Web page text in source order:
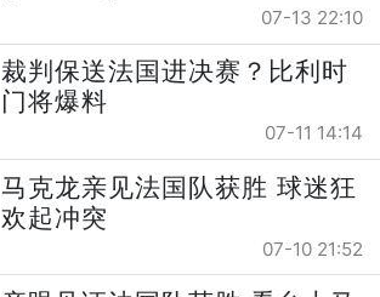
07-13 22:10
裁判保送法国进决赛？比利时
门将爆料
07-11 14:14
马克龙亲见法国队获胜 球迷狂
欢起冲突
07-10 21:52